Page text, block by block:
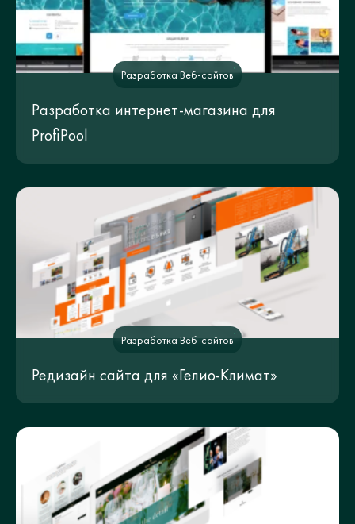
Разработка Веб-сайтов
Разработка интернет-магазина для
ProfiPool
Разработка Веб-сайтов
Редизайн сайта для «Гелио-Климат»